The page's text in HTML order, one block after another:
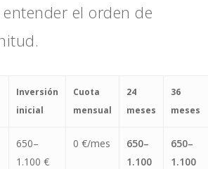
el orden de
Inversión
inicial
Cuota
mensual
24
meses
36
meses
650–
1.100 €
0 €/mes
650–
1.100
650–
1.100